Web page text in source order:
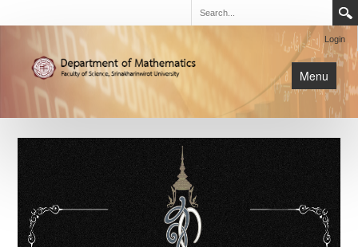
Login
Menu
หน้าหลัก
การเรียนการสอน